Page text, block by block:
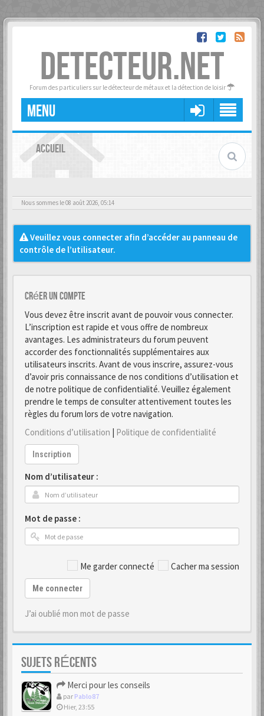
DETECTEUR.NET
Forum des particuliers sur le détecteur de métaux et la détection de loisir
MENU
ACCUEIL
Nous sommes le 08 août 2026, 05:14
Veuillez vous connecter afin d’accéder au panneau de
contrôle de l’utilisateur.
Créer un Compte
Vous devez être inscrit avant de pouvoir vous connecter.
L’inscription est rapide et vous offre de nombreux
avantages. Les administrateurs du forum peuvent
accorder des fonctionnalités supplémentaires aux
utilisateurs inscrits. Avant de vous inscrire, assurez-vous
d’avoir pris connaissance de nos conditions d’utilisation et
de notre politique de confidentialité. Veuillez également
prendre le temps de consulter attentivement toutes les
règles du forum lors de votre navigation.
Conditions d’utilisation | Politique de confidentialité
Inscription
Nom d’utilisateur :
Mot de passe :
Me garder connecté Cacher ma session
Me connecter
J’ai oublié mon mot de passe
SUJETS RÉCENTS
Merci pour les conseils
par Pablo87
Hier, 23:55